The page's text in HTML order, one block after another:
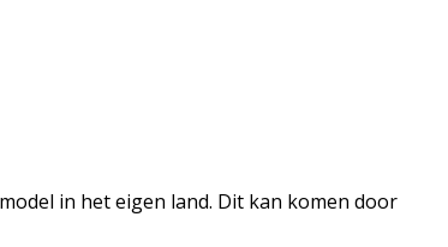
in het eigen land. Dit kan komen door